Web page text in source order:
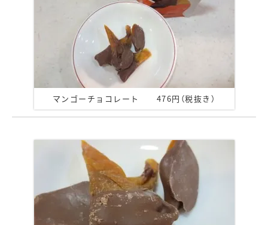
マンゴーチョコレート 476円（税抜き）